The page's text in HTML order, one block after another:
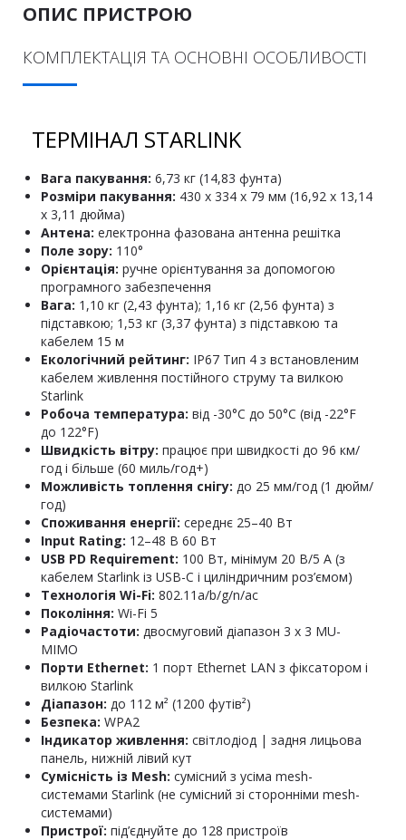
ОПИС ПРИСТРОЮ
КОМПЛЕКТАЦІЯ ТА ОСНОВНІ ОСОБЛИВОСТІ
ТЕРМІНАЛ STARLINK
Вага пакування: 6,73 кг (14,83 фунта)
Розміри пакування: 430 x 334 x 79 мм (16,92 x 13,14
x 3,11 дюйма)
Антена: електронна фазована антенна решітка
Поле зору: 110°
Орієнтація: ручне орієнтування за допомогою
програмного забезпечення
Вага: 1,10 кг (2,43 фунта); 1,16 кг (2,56 фунта) з
підставкою; 1,53 кг (3,37 фунта) з підставкою та
кабелем 15 м
Екологічний рейтинг: IP67 Тип 4 з встановленим
кабелем живлення постійного струму та вилкою
Starlink
Робоча температура: від -30°C до 50°C (від -22°F
до 122°F)
Швидкість вітру: працює при швидкості до 96 км/
год і більше (60 миль/год+)
Можливість топлення снігу: до 25 мм/год (1 дюйм/
год)
Споживання енергії: середнє 25–40 Вт
Input Rating: 12–48 В 60 Вт
USB PD Requirement: 100 Вт, мінімум 20 В/5 А (з
кабелем Starlink із USB-C і циліндричним роз’ємом)
Технологія Wi-Fi: 802.11a/b/g/n/ac
Покоління: Wi-Fi 5
Радіочастоти: двосмуговий діапазон 3 x 3 MU-
MIMO
Порти Ethernet: 1 порт Ethernet LAN з фіксатором і
вилкою Starlink
Діапазон: до 112 м² (1200 футів²)
Безпека: WPA2
Індикатор живлення: світлодіод | задня лицьова
панель, нижній лівий кут
Сумісність із Mesh: сумісний з усіма mesh-
системами Starlink (не сумісний зі сторонніми mesh-
системами)
Пристрої: під’єднуйте до 128 пристроїв